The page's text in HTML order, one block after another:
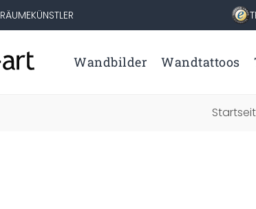
RÄUMEKÜNSTLER
Wandbilder Wandtattoos